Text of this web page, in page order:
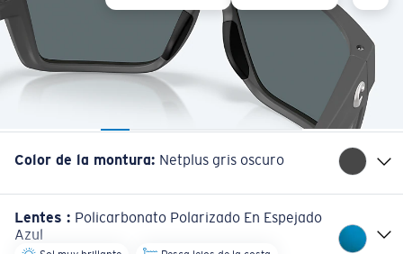
Color de la montura: Netplus gris oscuro
Lentes : Policarbonato Polarizado En Espejado
Azul